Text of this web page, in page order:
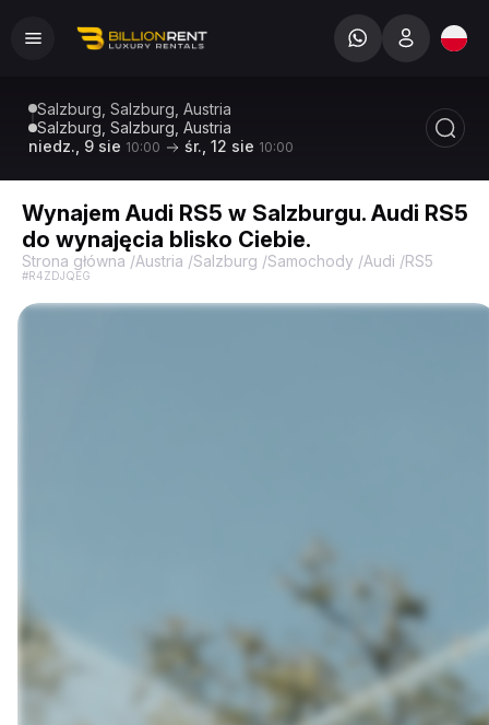
Salzburg, Salzburg, Austria
Salzburg, Salzburg, Austria
niedz., 9 sie 10:00 śr., 12 sie 10:00
Wynajem Audi RS5 w Salzburgu. Audi RS5
do wynajęcia blisko Ciebie.
Strona główna /Austria /Salzburg /Samochody /Audi /RS5
#R4ZDJQEG